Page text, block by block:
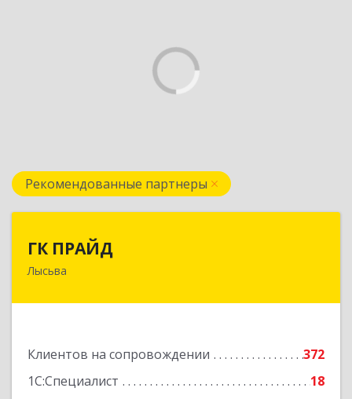
Рекомендованные партнеры
ГК ПРАЙД
Лысьва
Клиентов на сопровождении
372
1С:Специалист
18
618909, Пермский край, Лысьва г, Репина ул,